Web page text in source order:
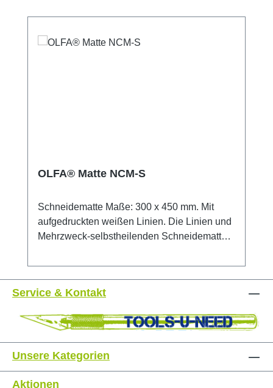
OLFA® Matte NCM-S
Schneidematte Maße: 300 x 450 mm. Mit
aufgedruckten weißen Linien. Die Linien und
Mehrzweck-selbstheilenden Schneidematten
Verwendung mit OLFA Standard-
Schneidwerkzeugen,
Hochleistungsschneidwerkzeugen,
und Spezialschneidwerkzeugen konzipiert.
einseitig mit weißen Gitterlinien. Die
zum genauen Schneiden von Geraden
Service & Kontakt
Unsere Kategorien
Aktionen